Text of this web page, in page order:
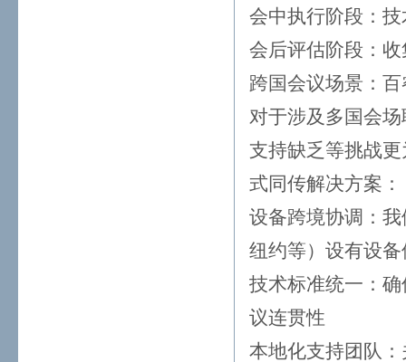
会中执行阶段：
会后评估阶段：
跨国会议场景：
对于涉及多国会
支持缺乏等挑战
式同传解决方案：
设备跨境协调：
纽约等）设有设
技术标准统一：
议连贯性
本地化支持团队